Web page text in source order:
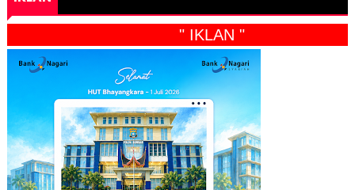
" IKLAN "